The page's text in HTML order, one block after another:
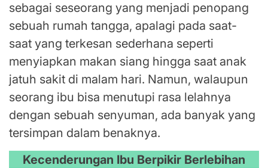
sebagai seseorang yang menjadi penopang
sebuah rumah tangga, apalagi pada saat-
saat yang terkesan sederhana seperti
menyiapkan makan siang hingga saat anak
jatuh sakit di malam hari. Namun, walaupun
seorang ibu bisa menutupi rasa lelahnya
dengan sebuah senyuman, ada banyak yang
tersimpan dalam benaknya.
Kecenderungan Ibu Berpikir Berlebihan